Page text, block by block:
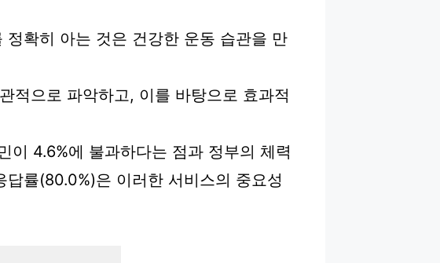
확히 아는 것은 건강한 운동 습관을 만
적으로 파악하고, 이를 바탕으로 효과적
이 4.6%에 불과하다는 점과 정부의 체력
률(80.0%)은 이러한 서비스의 중요성